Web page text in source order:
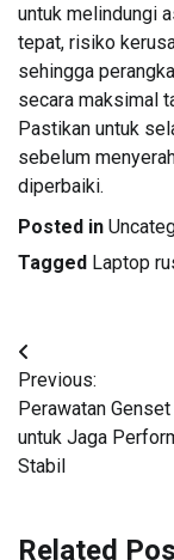
untuk melindungi
tepat, risiko
sehingga
secara maksimal
Pastikan untuk
sebelum
diperbaiki.
Posted in
Tagged Laptop
Post
navigation
Previous:
Perawatan
untuk Jaga
Stabil
Related